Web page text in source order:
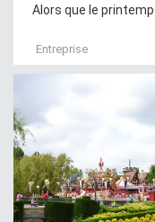
Alors que le
Entreprise